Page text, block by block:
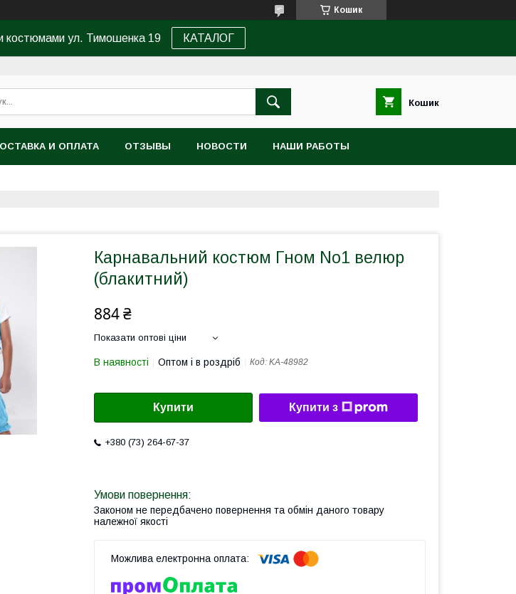
Кошик
костюмами ул. Тимошенка 19 КАТАЛОГ
Кошик
И ОПЛАТА ОТЗЫВЫ НОВОСТИ НАШИ РАБОТЫ
Карнавальний костюм Гном No1 велюр
(блакитний)
884 ₴
Показати оптові ціни
В наявності Оптом і в роздріб Код: KA-48982
Купити Купити з
+380 (73) 264-67-37
Законом не передбачено повернення та обмін даного товару
належної якості